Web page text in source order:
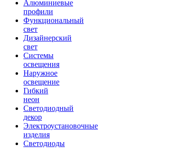
Алюминиевые
профили
Функциональный
свет
Дизайнерский
свет
Системы
освещения
Наружное
освещение
Гибкий
неон
Светодиодный
декор
Электроустановочные
изделия
Светодиоды